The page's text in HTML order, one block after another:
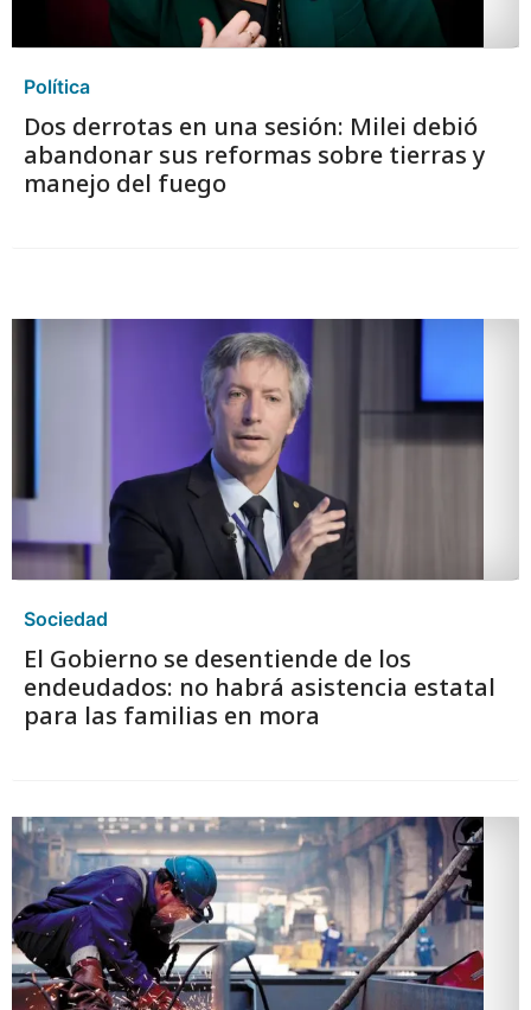
Política
Dos derrotas en una sesión: Milei debió
abandonar sus reformas sobre tierras y
manejo del fuego
Sociedad
El Gobierno se desentiende de los
endeudados: no habrá asistencia estatal
para las familias en mora